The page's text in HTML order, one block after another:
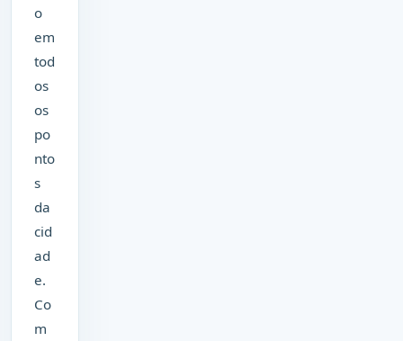
o
em
tod
os
os
po
nto
s
da
cid
ad
e.
Co
m